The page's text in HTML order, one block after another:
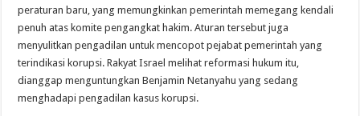
peraturan baru, yang memungkinkan pemerintah memegang kendali
penuh atas komite pengangkat hakim. Aturan tersebut juga
menyulitkan pengadilan untuk mencopot pejabat pemerintah yang
terindikasi korupsi. Rakyat Israel melihat reformasi hukum itu,
dianggap menguntungkan Benjamin Netanyahu yang sedang
menghadapi pengadilan kasus korupsi.